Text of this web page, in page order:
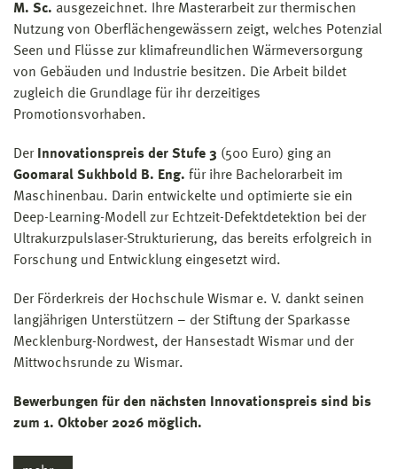
M. Sc. ausgezeichnet. Ihre Masterarbeit zur thermischen
Nutzung von Oberflächengewässern zeigt, welches Potenzial
Seen und Flüsse zur klimafreundlichen Wärmeversorgung
von Gebäuden und Industrie besitzen. Die Arbeit bildet
zugleich die Grundlage für ihr derzeitiges
Promotionsvorhaben.
Der Innovationspreis der Stufe 3 (500 Euro) ging an
Goomaral Sukhbold B. Eng. für ihre Bachelorarbeit im
Maschinenbau. Darin entwickelte und optimierte sie ein
Deep-Learning-Modell zur Echtzeit-Defektdetektion bei der
Ultrakurzpulslaser-Strukturierung, das bereits erfolgreich in
Forschung und Entwicklung eingesetzt wird.
Der Förderkreis der Hochschule Wismar e. V. dankt seinen
langjährigen Unterstützern – der Stiftung der Sparkasse
Mecklenburg-Nordwest, der Hansestadt Wismar und der
Mittwochsrunde zu Wismar.
Bewerbungen für den nächsten Innovationspreis sind bis
zum 1. Oktober 2026 möglich.